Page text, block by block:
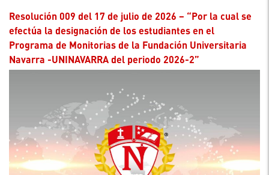
Resolución 009 del 17 de julio de 2026 – “Por la cual se
efectúa la designación de los estudiantes en el
Programa de Monitorias de la Fundación Universitaria
Navarra -UNINAVARRA del periodo 2026-2”